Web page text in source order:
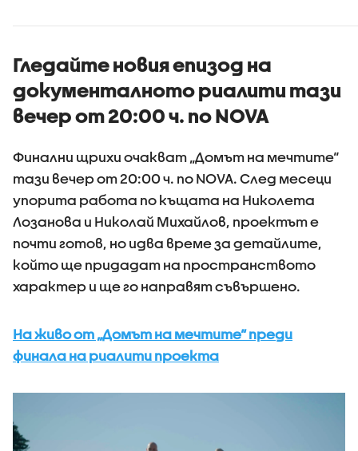
Гледайте новия епизод на
документалното риалити тази
вечер от 20:00 ч. по NOVA
Финални щрихи очакват „Домът на мечтите“
тази вечер от 20:00 ч. по NOVA. След месеци
упорита работа по къщата на Николета
Лозанова и Николай Михайлов, проектът е
почти готов, но идва време за детайлите,
който ще придадат на пространството
характер и ще го направят съвършено.
На живо от „Домът на мечтите“ преди
финала на риалити проекта